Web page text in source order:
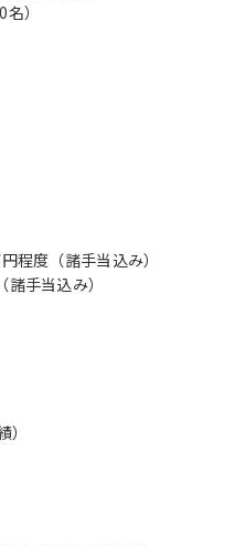
程度（諸手当込み）
手当込み）